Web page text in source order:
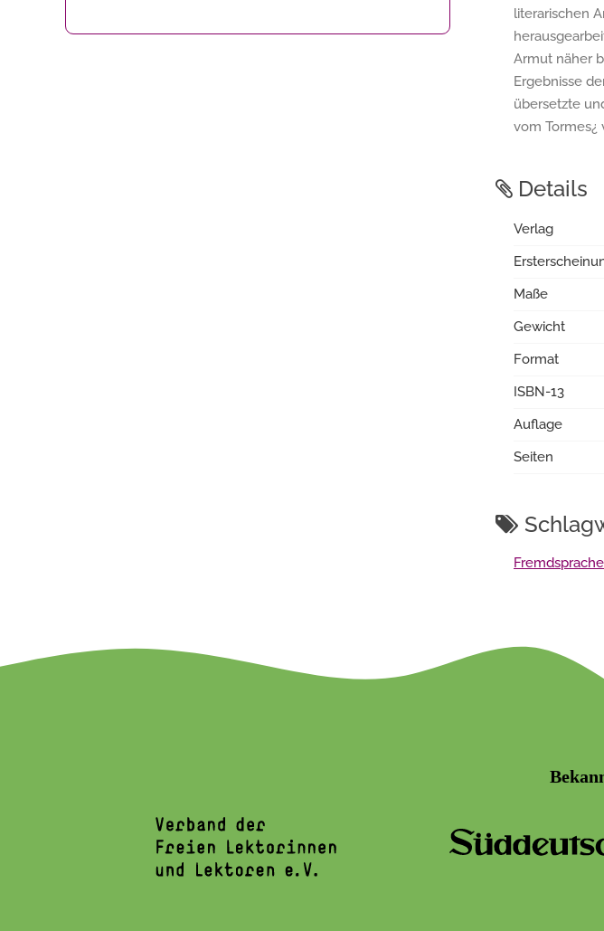
literarischen
Armut näher
Ergebnisse
übersetzte
vom Tormes¿
Details
Verlag
Maße
Gewicht
Format
ISBN-13
Auflage
Seiten